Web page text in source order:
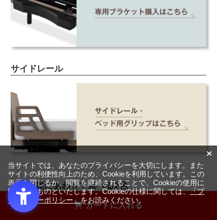
カートに入れる
サイドレール
お部屋にあわせて選べる2色
当サイトでは、あなたのプライバシーを大切にします。また
サイトの利便性向上のため、Cookieを利用しています。この
表示を閉じるか、閲覧を継続されることで、Cookieの使用に
同意するものといたします。Cookieの仕様に関しては、「プ
ライバシーポリシー」をお読みください。